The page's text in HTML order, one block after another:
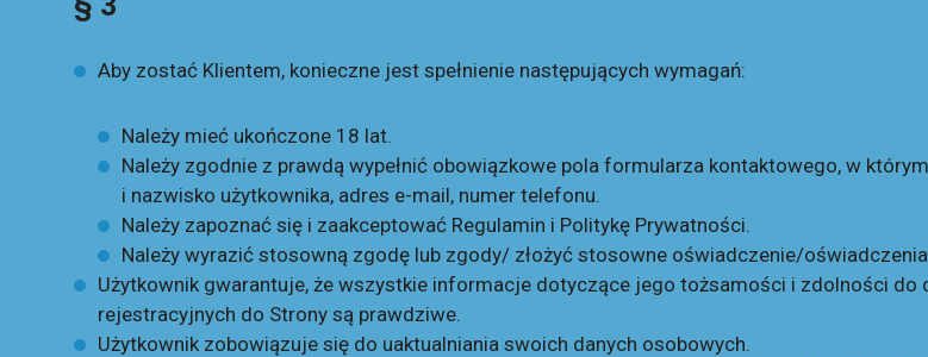
Aby zostać Klientem, konieczne jest spełnienie następujących wymagań:
Należy mieć ukończone 18 lat.
Należy zgodnie z prawdą wypełnić obowiązkowe pola formularza kontaktowego, w
i nazwisko użytkownika, adres e-mail, numer telefonu.
Należy zapoznać się i zaakceptować Regulamin i Politykę Prywatności.
Należy wyrazić stosowną zgodę lub zgody/ złożyć stosowne oświadczenie/
Użytkownik gwarantuje, że wszystkie informacje dotyczące jego tożsamości i zdolności do
rejestracyjnych do Strony są prawdziwe.
Użytkownik zobowiązuje się do uaktualniania swoich danych osobowych.